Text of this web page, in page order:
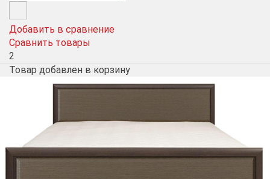
Добавить в сравнение
Сравнить товары
2
Товар добавлен в корзину